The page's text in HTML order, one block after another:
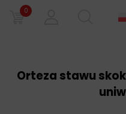
0
Orteza stawu